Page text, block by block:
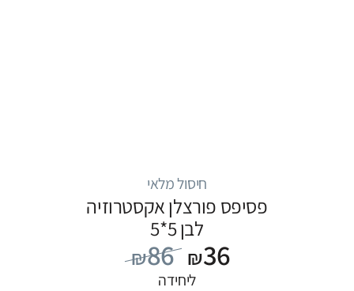
חיסול מלאי
פסיפס פורצלן אקסטרוזיה
לבן 5*5
₪86 ₪36
ליחידה